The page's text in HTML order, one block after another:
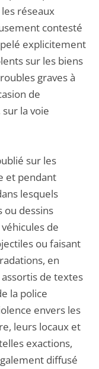
réseaux
contesté
explicitement
sur les biens
graves à
de
la voie
sur les
et pendant
lesquels
ou dessins
de
ou faisant
en
de textes
la police
envers les
leurs locaux et
exactions,
diffusé